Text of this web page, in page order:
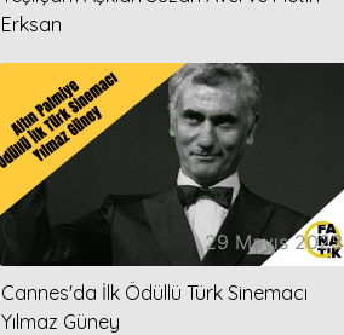
Erksan
29 Mayıs 2023
Cannes'da İlk Ödüllü Türk Sinemacı
Yılmaz Güney